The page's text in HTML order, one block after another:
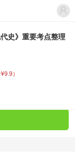
史》重要考点整理
）